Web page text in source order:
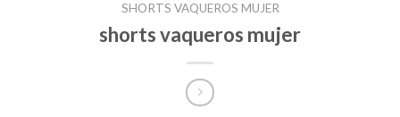
SHORTS VAQUEROS MUJER
shorts vaqueros mujer